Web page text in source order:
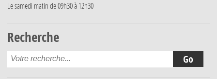
Le samedi matin de 09h30 à 12h30
Recherche